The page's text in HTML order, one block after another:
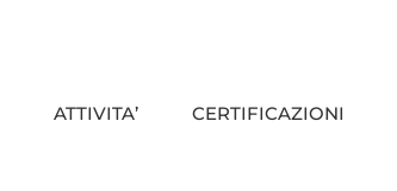
ATTIVITA’ CERTIFICAZIONI